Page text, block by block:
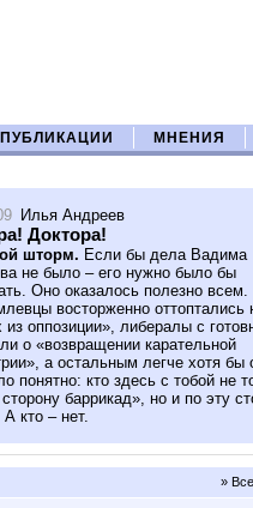
ПУБЛИКАЦИИ МНЕНИЯ
Илья Андреев
Доктора!
шторм. Если бы дела Вадима
не было – его нужно было бы
Оно оказалось полезно всем.
восторженно оттоптались
из оппозиции», либералы с
о «возвращении карательной
а остальным легче хотя бы
понятно: кто здесь с тобой не
баррикад», но и по эту
кто – нет.
»